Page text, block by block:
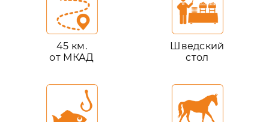
45 км.
от МКАД
Шведский
стол